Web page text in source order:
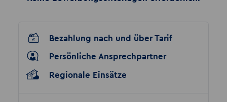
Bezahlung nach und über Tarif
Persönliche Ansprechpartner
Regionale Einsätze